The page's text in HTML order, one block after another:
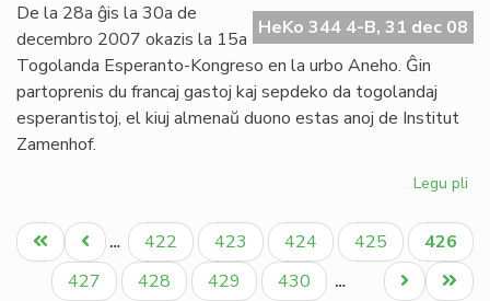
HeKo 344 4-B, 31 dec 08
De la 28a ĝis la 30a de
decembro 2007 okazis la 15a
Togolanda Esperanto-Kongreso en la urbo Aneho. Ĝin
partoprenis du francaj gastoj kaj sepdeko da togolandaj
esperantistoj, el kiuj almenaŭ duono estas anoj de Institut
Zamenhof.
Legu pli
Pagination
Unua
paĝo
Antaŭa
paĝo
… Paĝo
422 Paĝo
423 Paĝo
424 Paĝo
425
Aktuala
paĝo
426
Paĝo
427 Paĝo
428 Paĝo
429 Paĝo
430 …
Last
Next